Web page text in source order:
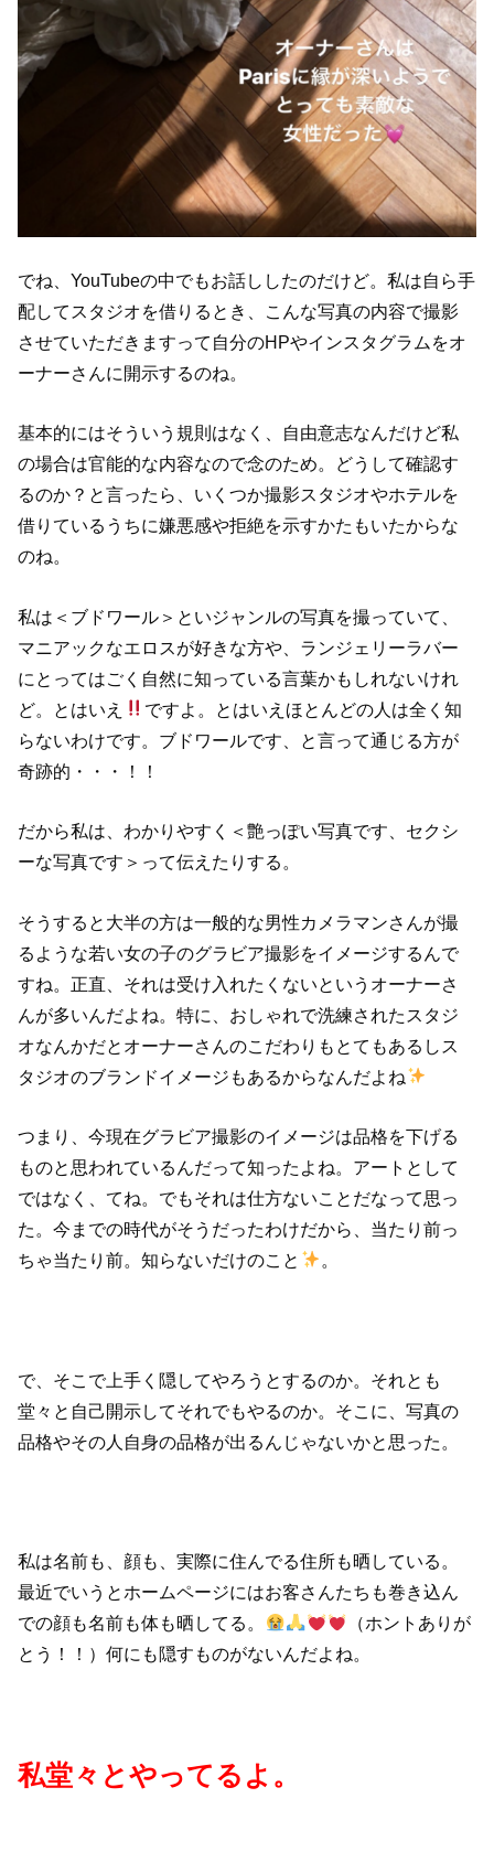
でね、YouTubeの中でもお話ししたのだけど。私は自ら手
配してスタジオを借りるとき、こんな写真の内容で撮影
させていただきますって自分のHPやインスタグラムをオ
ーナーさんに開示するのね。
基本的にはそういう規則はなく、自由意志なんだけど私
の場合は官能的な内容なので念のため。どうして確認す
るのか？と言ったら、いくつか撮影スタジオやホテルを
借りているうちに嫌悪感や拒絶を示すかたもいたからな
のね。
私は＜ブドワール＞といジャンルの写真を撮っていて、
マニアックなエロスが好きな方や、ランジェリーラバー
にとってはごく自然に知っている言葉かもしれないけれ
ど。とはいえ
ですよ。とはいえほとんどの人は全く知
らないわけです。ブドワールです、と言って通じる方が
奇跡的・・・！！
だから私は、わかりやすく＜艶っぽい写真です、セクシ
ーな写真です＞って伝えたりする。
そうすると大半の方は一般的な男性カメラマンさんが撮
るような若い女の子のグラビア撮影をイメージするんで
すね。正直、それは受け入れたくないというオーナーさ
んが多いんだよね。特に、おしゃれで洗練されたスタジ
オなんかだとオーナーさんのこだわりもとてもあるしス
タジオのブランドイメージもあるからなんだよね
つまり、今現在グラビア撮影のイメージは品格を下げる
ものと思われているんだって知ったよね。アートとして
ではなく、てね。でもそれは仕方ないことだなって思っ
た。今までの時代がそうだったわけだから、当たり前っ
ちゃ当たり前。知らないだけのこと
。
で、そこで上手く隠してやろうとするのか。それとも
堂々と自己開示してそれでもやるのか。そこに、写真の
品格やその人自身の品格が出るんじゃないかと思った。
私は名前も、顔も、実際に住んでる住所も晒している。
最近でいうとホームページにはお客さんたちも巻き込ん
での顔も名前も体も晒してる。
（ホントありが
とう！！）何にも隠すものがないんだよね。
私堂々とやってるよ。